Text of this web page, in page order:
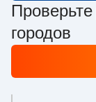
Проверьте
городов